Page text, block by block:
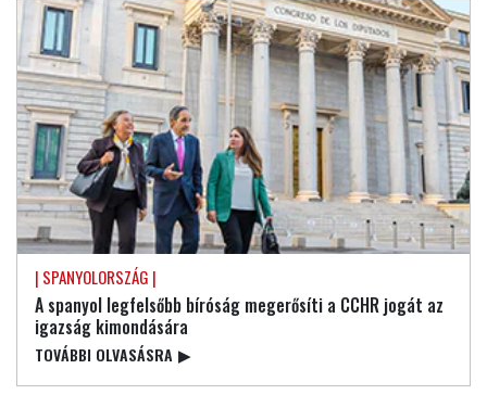
| SPANYOLORSZÁG |
A spanyol legfelsőbb bíróság megerősíti a CCHR jogát az
igazság kimondására
TOVÁBBI OLVASÁSRA ▶